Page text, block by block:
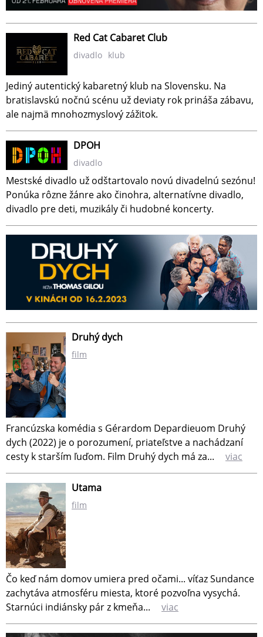
Red Cat Cabaret Club
divadlo klub
Jediný autentický kabaretný klub na Slovensku. Na
bratislavskú nočnú scénu už deviaty rok prináša zábavu,
ale najmä mnohozmyslový zážitok.
DPOH
divadlo
Mestské divadlo už odštartovalo novú divadelnú sezónu!
Ponúka rôzne žánre ako činohra, alternatívne divadlo,
divadlo pre deti, muzikály či hudobné koncerty.
Druhý dych
film
Francúzska komédia s Gérardom Depardieuom Druhý
dych (2022) je o porozumení, priateľstve a nachádzaní
cesty k starším ľuďom. Film Druhý dych má za...
viac
Utama
film
Čo keď nám domov umiera pred očami... víťaz Sundance
zachytáva atmosféru miesta, ktoré pozvoľna vysychá.
Starnúci indiánsky pár z kmeňa...
viac